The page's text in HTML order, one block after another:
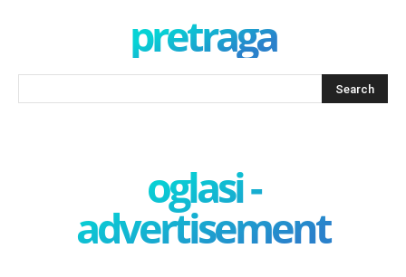
pretraga
oglasi -
advertisement